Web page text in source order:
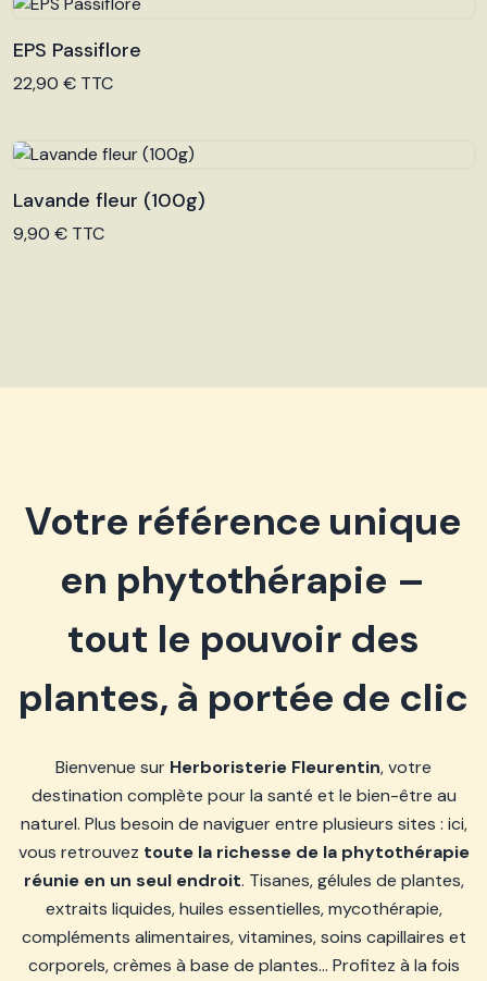
Voir le produit
EPS Passiflore
22,90 € TTC
Voir le produit
Lavande fleur (100g)
9,90 € TTC
Votre référence unique
en phytothérapie –
tout le pouvoir des
plantes, à portée de clic
Bienvenue sur Herboristerie Fleurentin, votre
destination complète pour la santé et le bien-être au
naturel. Plus besoin de naviguer entre plusieurs sites : ici,
vous retrouvez toute la richesse de la phytothérapie
réunie en un seul endroit. Tisanes, gélules de plantes,
extraits liquides, huiles essentielles, mycothérapie,
compléments alimentaires, vitamines, soins capillaires et
corporels, crèmes à base de plantes… Profitez à la fois